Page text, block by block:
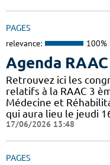
PAGES
relevance: 100%
Agenda RAAC
Retrouvez ici les
relatifs à la RAAC 3
Médecine et
qui aura lieu le jeudi
17/06/2026 13:48
PAGES